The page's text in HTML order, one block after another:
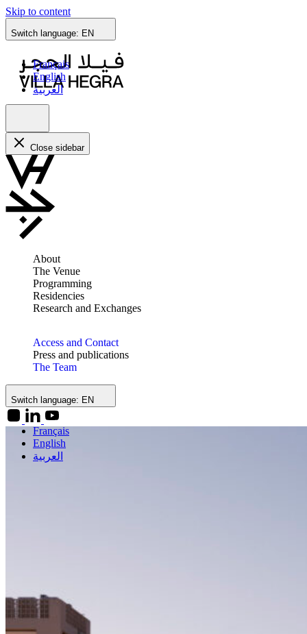
Skip to content
Switch language: EN
Français
English
العربية
Close sidebar
About
The Venue
Programming
Residencies
Research and Exchanges
Access and Contact
Press and publications
The Team
Switch language: EN
Français
English
العربية